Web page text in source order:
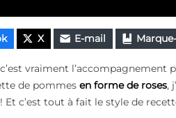
X E-mail
vraiment l’accompagnement
de pommes en forme de roses,
c’est tout à fait le style de